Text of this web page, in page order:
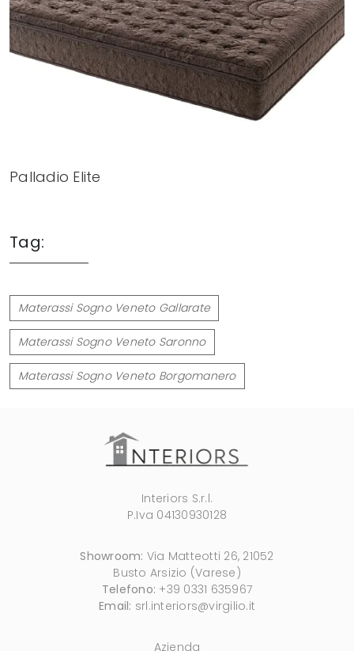
Palladio Elite
Tag:
Materassi Sogno Veneto Gallarate
Materassi Sogno Veneto Saronno
Materassi Sogno Veneto Borgomanero
Interiors S.r.l.
P.Iva 04130930128
Showroom: Via Matteotti 26, 21052
Busto Arsizio (Varese)
Telefono: +39 0331 635967
Email: srl.interiors@virgilio.it
Azienda